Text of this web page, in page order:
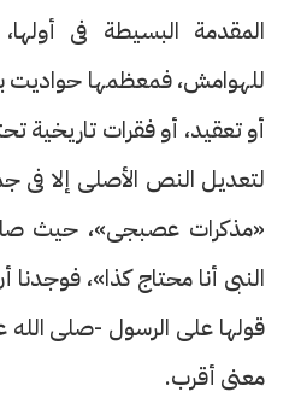
المقدمة البسيطة فى
للهوامش، فمعظمها حواديت
أو تعقيد، أو فقرات تاريخية
لتعديل النص الأصلى إلا فى
«مذكرات عصبجى»، حيث
النبى أنا محتاج كذا»، فوجدنا
قولها على الرسول -صلى الله
معنى أقرب.